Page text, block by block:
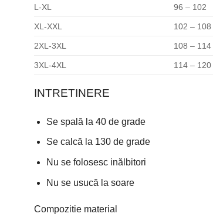
L-XL 96 – 102
XL-XXL 102 – 108
2XL-3XL 108 – 114
3XL-4XL 114 – 120
INTRETINERE
Se spală la 40 de grade
Se calcă la 130 de grade
Nu se folosesc inălbitori
Nu se usucă la soare
Compozitie material